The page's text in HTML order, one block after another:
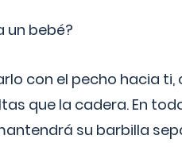
bebé?
con el pecho hacia
que la cadera. En
su barbilla